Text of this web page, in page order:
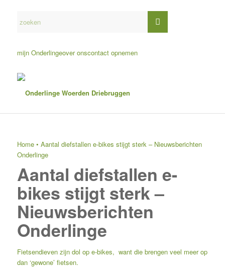
mijn Onderlingeover onscontact opnemen
Home• Aantal diefstallen e-bikes stijgt sterk – Nieuwsberichten
Onderlinge
Aantal diefstallen e-
bikes stijgt sterk –
Nieuwsberichten
Onderlinge
Fietsendieven zijn dol op e-bikes, want die brengen veel meer op
dan ‘gewone’ fietsen.